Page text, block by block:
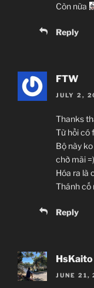
Còn nữa
Reply
FTW
JULY 2,
Thanks
Từ hồi có
Bộ này
chờ mãi
Hóa ra là
Thánh cố
Reply
HsKaito
JUNE 21,